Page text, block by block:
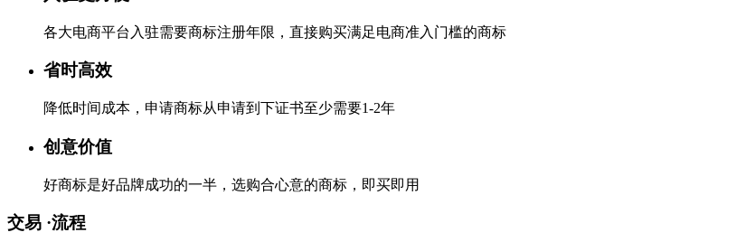
各大电商平台入驻需要商标注册年限，直接购买满足电商准入门槛的商标
省时高效
降低时间成本，申请商标从申请到下证书至少需要1-2年
创意价值
好商标是好品牌成功的一半，选购合心意的商标，即买即用
交易 ·流程